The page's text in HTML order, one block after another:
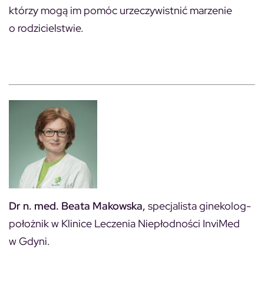
którzy mogą im pomóc urzeczywistnić marzenie
o rodzicielstwie.
Dr n. med. Beata Makowska, specjalista ginekolog-
położnik w Klinice Leczenia Niepłodności InviMed
w Gdyni.